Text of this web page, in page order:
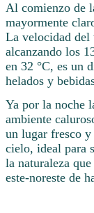
Al comienzo de
mayormente
La velocidad del
alcanzando los
en 32 °C, es un
helados y
Ya por la noche
ambiente
un lugar fresco
cielo, ideal para
la naturaleza
este-noreste de